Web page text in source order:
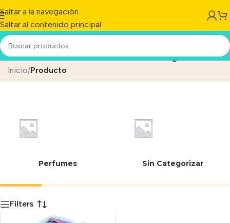
Saltar a la navegación
Saltar al contenido principal
Heart Beat Warm Bunny
Inicio/Producto
Perfumes Sin Categorizar
Filters